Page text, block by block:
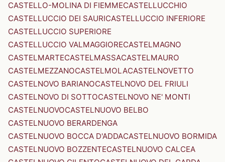
CASTELLO-MOLINA DI FIEMMECASTELLUCCHIO
CASTELLUCCIO DEI SAURICASTELLUCCIO INFERIORE
CASTELLUCCIO SUPERIORE
CASTELLUCCIO VALMAGGIORECASTELMAGNO
CASTELMARTECASTELMASSACASTELMAURO
CASTELMEZZANOCASTELMOLACASTELNOVETTO
CASTELNOVO BARIANOCASTELNOVO DEL FRIULI
CASTELNOVO DI SOTTOCASTELNOVO NE' MONTI
CASTELNUOVOCASTELNUOVO BELBO
CASTELNUOVO BERARDENGA
CASTELNUOVO BOCCA D'ADDACASTELNUOVO BORMIDA
CASTELNUOVO BOZZENTECASTELNUOVO CALCEA